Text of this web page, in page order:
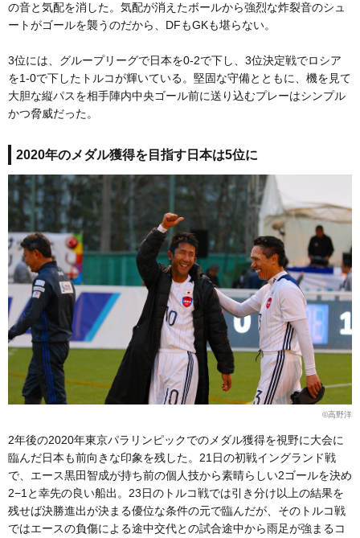
の音と気配を消した。気配が消えたボールから強烈な炸裂音のシュ
ートがゴールを襲うのだから、DFもGKも堪らない。
3位には、グループリーグで日本を0-2で下し、3位決定戦でロシア
を1-0で下したトルコが輝いている。堅固な守備とともに、機を見て
大胆な縦パスを相手陣内中央ゴール前に送り込むプレーはシンプル
かつ脅威だった。
2020年のメダル獲得を目指す日本は5位に
©高野洋
2年後の2020年東京パラリンピックでのメダル獲得を視野に大会に
臨んだ日本も前向きな印象を残した。21日の初戦イングランド戦
で、エース黒田智成が持ち前の個人技から素晴らしい2ゴールを決め
2−1と幸先の良い船出。23日のトルコ戦では引き分け以上の結果を
残せば決勝進出が決まる優位な条件の元で臨んだが、そのトルコ戦
ではエースの負傷による途中交代との試合途中から雨足が強まるコ